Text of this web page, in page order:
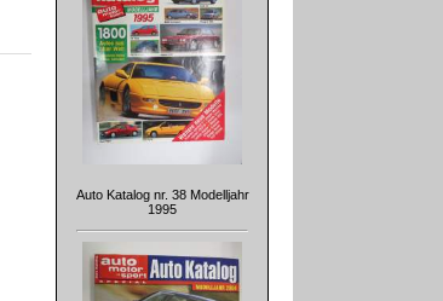
Auto Katalog nr. 38 Modelljahr
1995